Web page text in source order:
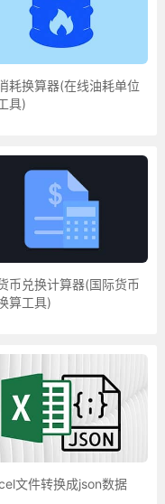
耗换算器(在线油耗单位
具)
币兑换计算器(国际货币
算工具)
文件转换成json数据